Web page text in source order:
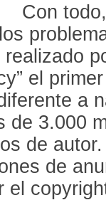
Con
el
a
de 3.000
de
de
el